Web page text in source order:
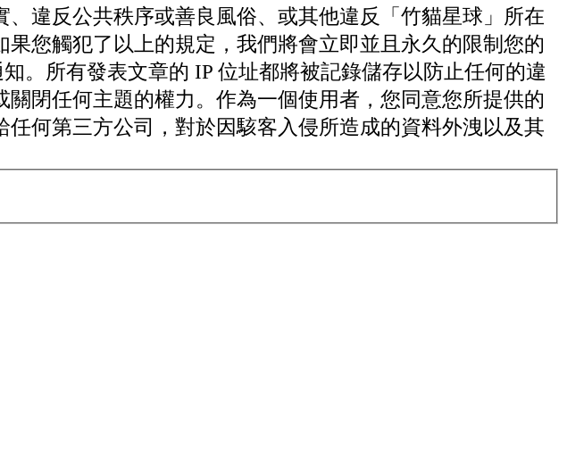
違反公共秩序或善良風俗、或其他違反「竹貓星球」所在
您觸犯了以上的規定，我們將會立即並且永久的限制您的
。所有發表文章的 IP 位址都將被記錄儲存以防止任何的違
閉任何主題的權力。作為一個使用者，您同意您所提供的
何第三方公司，對於因駭客入侵所造成的資料外洩以及其